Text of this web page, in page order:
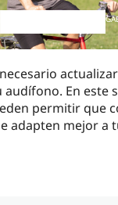
En este
permitir que
adapten mejor a